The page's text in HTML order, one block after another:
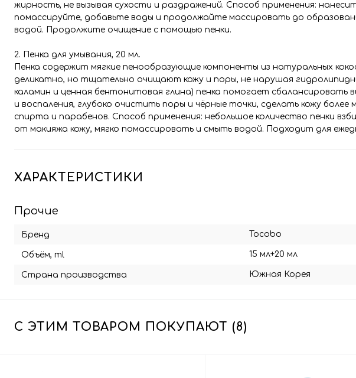
жирность, не вызывая сухости и раздражений. Способ применения:
помассируйте, добавьте воды и продолжайте массировать до
водой. Продолжите очищение с помощью пенки.
2. Пенка для умывания, 20 мл.
Пенка содержит мягкие пенообразующие компоненты из натуральных
деликатно, но тщательно очищают кожу и поры, не нарушая
каламин и ценная бентонитовая глина) пенка помогает сбалансировать
и воспаления, глубоко очистить поры и чёрные точки, сделать кожу
спирта и парабенов. Способ применения: небольшое количество пенки
от макияжа кожу, мягко помассировать и смыть водой. Подходит для
ХАРАКТЕРИСТИКИ
Прочие
Бренд Tocobo
Объём, ml 15 мл+20 мл
Страна производства Южная Корея
С ЭТИМ ТОВАРОМ ПОКУПАЮТ (8)